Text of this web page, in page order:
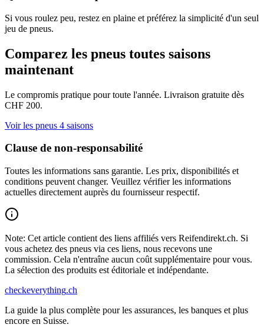
Si vous roulez peu, restez en plaine et préférez la simplicité d'un seul
jeu de pneus.
Comparez les pneus toutes saisons
maintenant
Le compromis pratique pour toute l'année. Livraison gratuite dès
CHF 200.
Voir les pneus 4 saisons
Clause de non-responsabilité
Toutes les informations sans garantie. Les prix, disponibilités et
conditions peuvent changer. Veuillez vérifier les informations
actuelles directement auprès du fournisseur respectif.
Note: Cet article contient des liens affiliés vers Reifendirekt.ch. Si
vous achetez des pneus via ces liens, nous recevons une
commission. Cela n'entraîne aucun coût supplémentaire pour vous.
La sélection des produits est éditoriale et indépendante.
checkeverything.ch
La guide la plus complète pour les assurances, les banques et plus
encore en Suisse.